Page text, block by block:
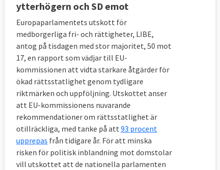
ytterhögern och SD emot
Europaparlamentets utskott för
medborgerliga fri- och rättigheter, LIBE,
antog på tisdagen med stor majoritet, 50 mot
17, en rapport som vädjar till EU-
kommissionen att vidta starkare åtgärder för
ökad rättsstatlighet genom tydligare
riktmärken och uppföljning. Utskottet anser
att EU-kommissionens nuvarande
rekommendationer om rättsstatlighet är
otillräckliga, med tanke på att 93 procent
upprepas från tidigare år. För att minska
risken för politisk inblandning mot domstolar
vill utskottet att de nationella parlamenten